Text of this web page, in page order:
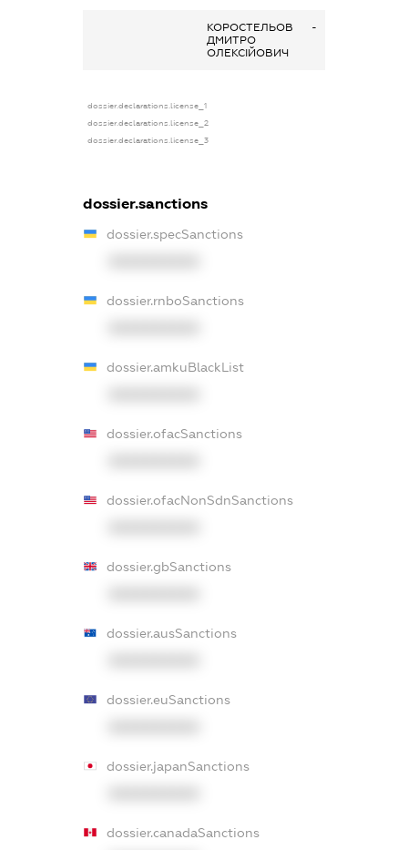
КОРОСТЕЛЬОВ
ДМИТРО
ОЛЕКСІЙОВИЧ
-
dossier.declarations.license_1
dossier.declarations.license_2
dossier.declarations.license_3
dossier.sanctions
dossier.specSanctions
dossier.rnboSanctions
dossier.amkuBlackList
dossier.ofacSanctions
dossier.ofacNonSdnSanctions
dossier.gbSanctions
dossier.ausSanctions
dossier.euSanctions
dossier.japanSanctions
dossier.canadaSanctions